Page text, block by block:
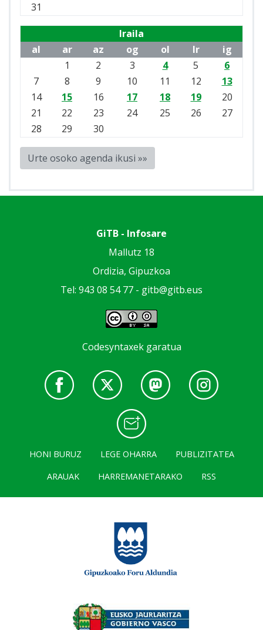
31
Iraila
al
ar az og ol lr
ig
1
2 3 4 5
6
7
8 9 10 11 12
13
14
15 16 17 18 19
20
21
22 23 24 25 26
27
28
29 30
Urte osoko agenda ikusi »»
GiTB - Infosare
Mallutz 18
Ordizia, Gipuzkoa
Tel: 943 08 54 77 - gitb@gitb.eus
Codesyntaxek garatua
HONI BURUZ LEGE OHARRA
PUBLIZITATEA
ARAUAK
HARREMANETARAKO RSS